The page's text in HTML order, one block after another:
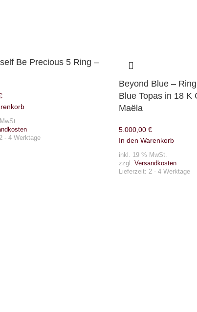
Be Precious 5 Ring –
- 4 Werktage
Beyond Blue –
Blue Topas in 18 K
Maëla
5.000,00 €
In den Warenkorb
inkl. 19 % MwSt.
zzgl. Versandkosten
Lieferzeit: 2 - 4 Werktage